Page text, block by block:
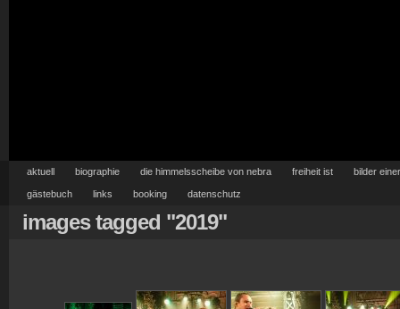
aktuell biographie die himmelsscheibe von nebra freiheit ist bilder
gästebuch links booking datenschutz
images tagged "2019"